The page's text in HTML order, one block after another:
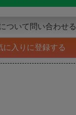
ついて問い合わせる
に入りに登録する